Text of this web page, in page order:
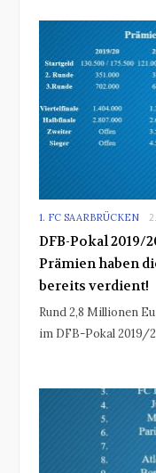
1. FC SAARBRÜCKEN
DFB-Pokal
Prämien haben
bereits verdient!
Rund 2,8 Millionen
im DFB-Pokal 2019/